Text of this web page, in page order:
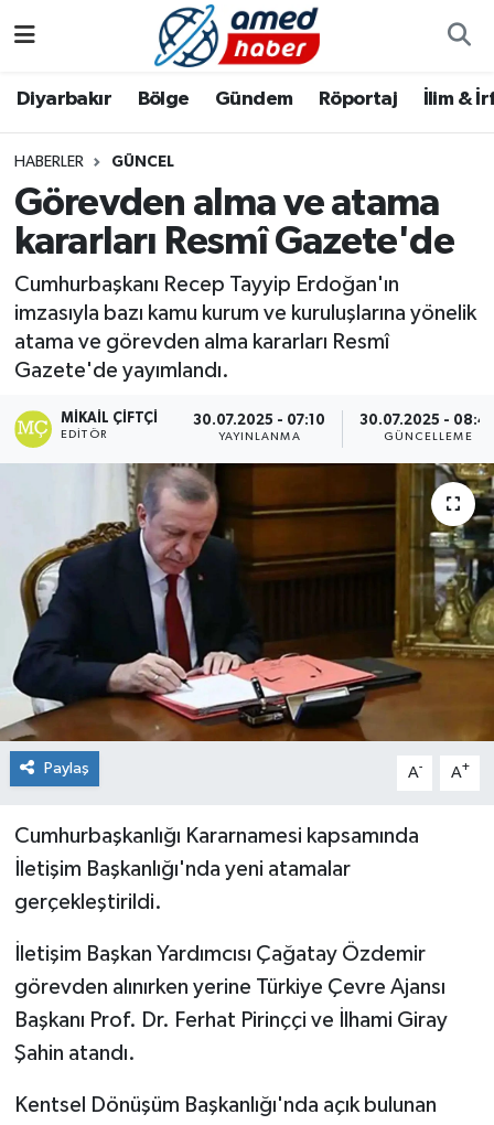
Diyarbakır Bölge Gündem Röportaj İlim &
HABERLER GÜNCEL
Görevden alma ve atama
kararları Resmî Gazete'de
Cumhurbaşkanı Recep Tayyip Erdoğan'ın
imzasıyla bazı kamu kurum ve kuruluşlarına yönelik
atama ve görevden alma kararları Resmî
Gazete'de yayımlandı.
MIKAIL ÇIFTÇI
EDITÖR
30.07.2025 - 07:10
YAYINLANMA
30.07.2025 -
GÜNCELLEME
Paylaş A- A+
Cumhurbaşkanlığı Kararnamesi kapsamında
İletişim Başkanlığı'nda yeni atamalar
gerçekleştirildi.
İletişim Başkan Yardımcısı Çağatay Özdemir
görevden alınırken yerine Türkiye Çevre Ajansı
Başkanı Prof. Dr. Ferhat Pirinççi ve İlhami Giray
Şahin atandı.
Kentsel Dönüşüm Başkanlığı'nda açık bulunan
Bölge
Röportaj
Foto Galeri
Yazarlar
Aile
Asayiş
Bilim & Teknoloji
Bölge
Dünya
Eğitim
Ekonomi
Genel
Güncel
İlim & İrfan
Kültür & Sanat
Sağlık
Siyaset
Yaşam
Diyarbakır Hava Durumu
Diyarbakır Namaz Vakitleri
Diyarbakır Trafik Yoğunluk Haritası
Süper Lig Puan Durumu ve Fikstür
Tüm Manşetler
Son Dakika Haberleri
Haber Arşivi